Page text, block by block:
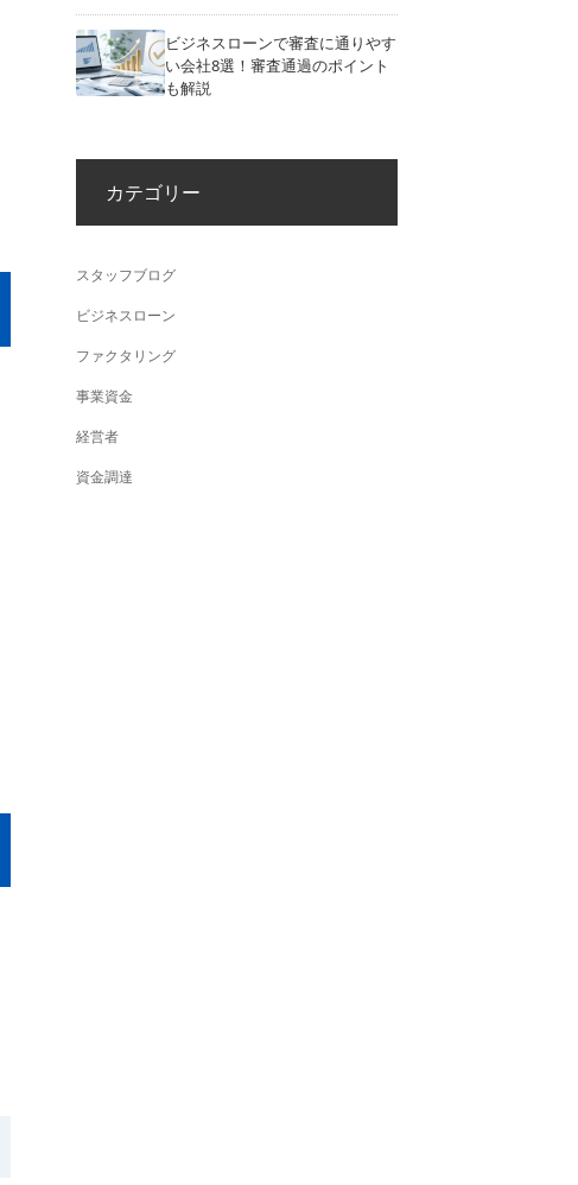
ビジネスローンで審査に通りやす
い会社8選！審査通過のポイント
も解説
カテゴリー
スタッフブログ
ビジネスローン
ファクタリング
事業資金
経営者
資金調達